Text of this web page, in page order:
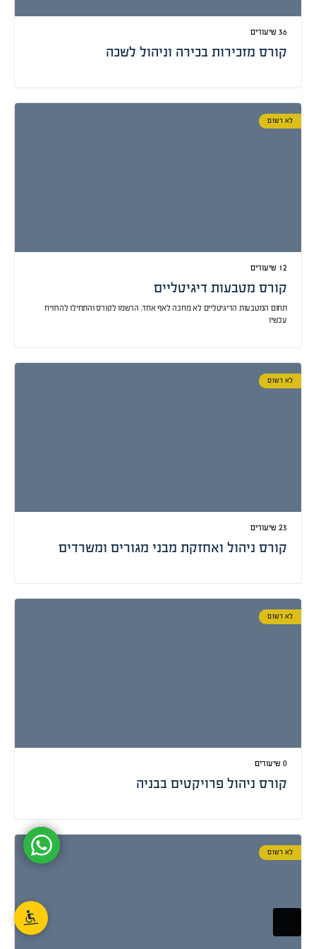
קורס מזכירות בכירה וניהול לשכה
לא רשום
קורס מטבעות דיגיטליים
תחום המטבעות הדיגיטליים לא מחכה לאף אחד, הרשמו לקורס והתחילו להרוויח
עכשיו
לא רשום
קורס ניהול ואחזקת מבני מגורים ומשרדים
לא רשום
0 שיעורים
קורס ניהול פרויקטים בבניה
לא רשום